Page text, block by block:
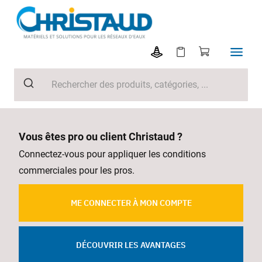
Vous êtes pro ou client Christaud ?
Connectez-vous pour appliquer les conditions
commerciales pour les pros.
ME CONNECTER À MON COMPTE
DÉCOUVRIR LES AVANTAGES